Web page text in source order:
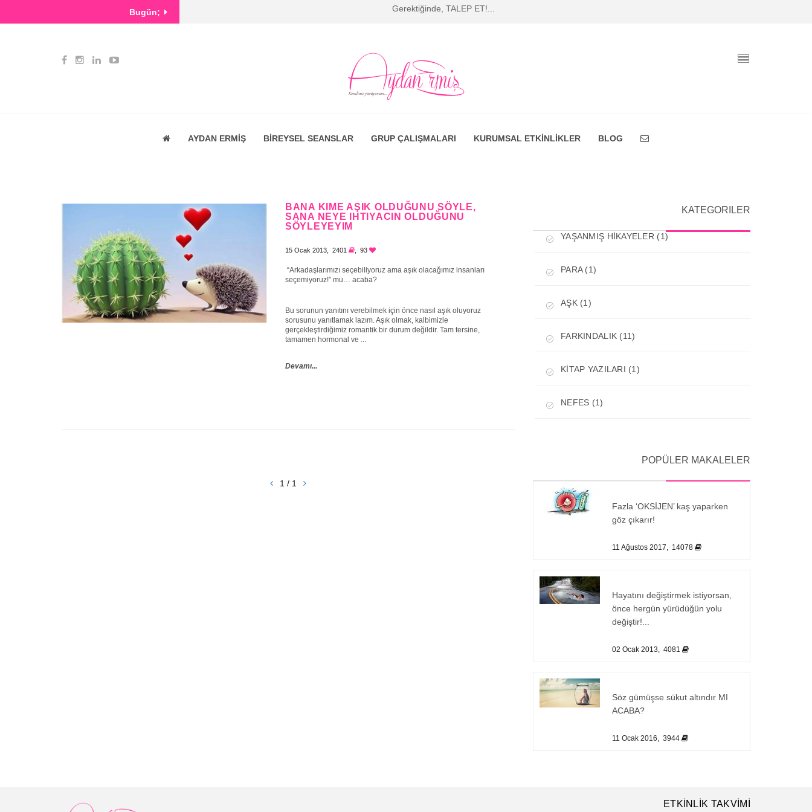
Bugün; Gerektiğinde, TALEP ET!...
AYDAN ERMİŞ BİREYSEL SEANSLAR GRUP ÇALIŞMALARI KURUMSAL ETKİNLİKLER BLOG
BANA KIME AŞIK OLDUĞUNU SÖYLE,
SANA NEYE IHTIYACIN OLDUĞUNU
SÖYLEYEYIM
15 Ocak 2013, 2401 , 93
“Arkadaşlarımızı seçebiliyoruz ama aşık olacağımız insanları
seçemiyoruz!” mu… acaba?
Bu sorunun yanıtını verebilmek için önce nasıl aşık oluyoruz
sorusunu yanıtlamak lazım. Aşık olmak, kalbimizle
gerçekleştirdiğimiz romantik bir durum değildir. Tam tersine,
tamamen hormonal ve ...
Devamı...
1 / 1
KATEGORILER
YAŞANMIŞ HİKAYELER (1)
PARA (1)
AŞK (1)
FARKINDALIK (11)
KİTAP YAZILARI (1)
NEFES (1)
POPÜLER MAKALELER
Fazla ‘OKSİJEN’ kaş yaparken
göz çıkarır!
11 Ağustos 2017, 14078
Hayatını değiştirmek istiyorsan,
önce hergün yürüdüğün yolu
değiştir!...
02 Ocak 2013, 4081
Söz gümüşse sükut altındır MI
ACABA?
11 Ocak 2016, 3944
ETKİNLİK TAKVİMİ